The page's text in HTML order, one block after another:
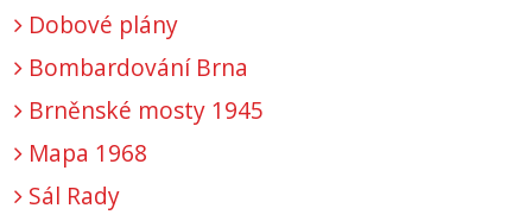
Dobové plány
Bombardování Brna
Brněnské mosty 1945
Mapa 1968
Sál Rady